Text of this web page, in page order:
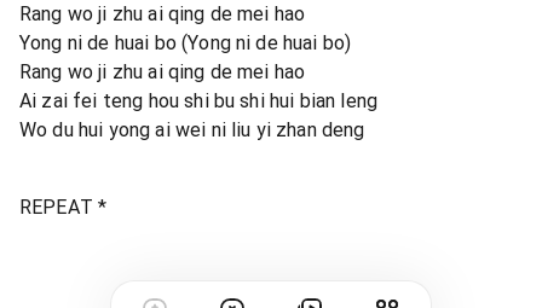
Rang wo ji zhu ai qing de mei hao
Yong ni de huai bo (Yong ni de huai bo)
Rang wo ji zhu ai qing de mei hao
Ai zai fei teng hou shi bu shi hui bian leng
Wo du hui yong ai wei ni liu yi zhan deng
REPEAT *